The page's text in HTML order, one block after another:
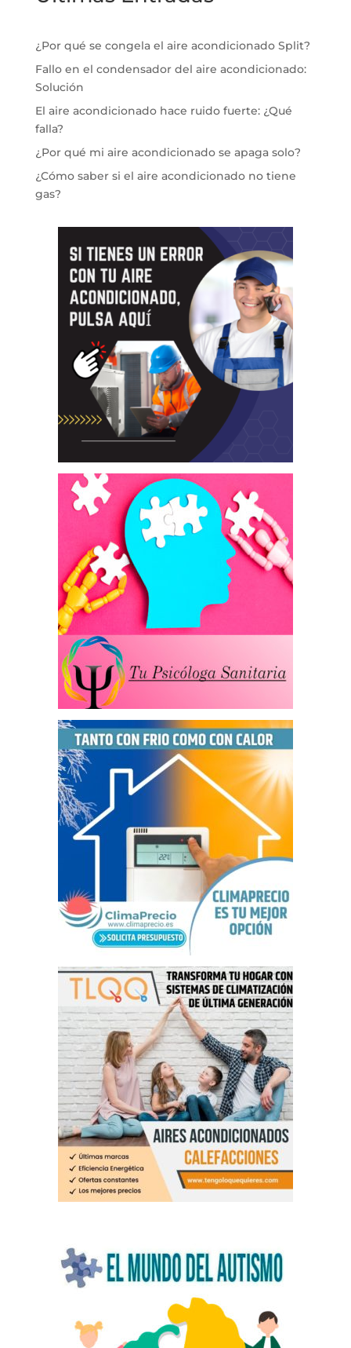
¿Por qué se congela el aire acondicionado Split?
Fallo en el condensador del aire acondicionado:
Solución
El aire acondicionado hace ruido fuerte: ¿Qué
falla?
¿Por qué mi aire acondicionado se apaga solo?
¿Cómo saber si el aire acondicionado no tiene
gas?